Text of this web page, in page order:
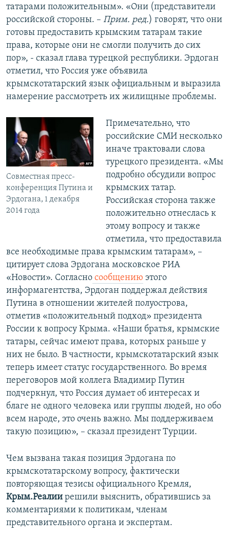
татарами положительным». «Они (представители
российской стороны. – Прим. ред.) говорят, что они
готовы предоставить крымским татарам такие
права, которые они не смогли получить до сих
пор», - сказал глава турецкой республики. Эрдоган
отметил, что Россия уже объявила
крымскотатарский язык официальным и выразила
намерение рассмотреть их жилищные проблемы.
Совместная пресс-
конференция Путина и
Эрдогана, 1 декабря
2014 года
Примечательно, что
российские СМИ несколько
иначе трактовали слова
турецкого президента. «Мы
подробно обсудили вопрос
крымских татар.
Российская сторона также
положительно отнеслась к
этому вопросу и также
отметила, что предоставила
все необходимые права крымским татарам», –
цитирует слова Эрдогана московское РИА
«Новости». Согласно сообщению этого
информагентства, Эрдоган поддержал действия
Путина в отношении жителей полуострова,
отметив «положительный подход» президента
России к вопросу Крыма. «Наши братья, крымские
татары, сейчас имеют права, которых раньше у
них не было. В частности, крымскотатарский язык
теперь имеет статус государственного. Во время
переговоров мой коллега Владимир Путин
подчеркнул, что Россия думает об интересах и
благе не одного человека или группы людей, но обо
всем народе, это очень важно. Мы поддерживаем
такую позицию», – сказал президент Турции.
Чем вызвана такая позиция Эрдогана по
крымскотатарскому вопросу, фактически
повторяющая тезисы официального Кремля,
Крым.Реалии решили выяснить, обратившись за
комментариями к политикам, членам
представительного органа и экспертам.